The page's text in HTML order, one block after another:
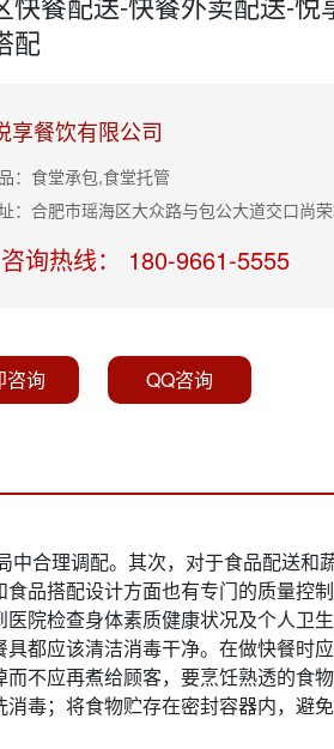
配
享餐饮有限公司
：食堂承包,食堂托管
：合肥市瑶海区大众路与包公大道交口尚
咨询热线： 180-9661-5555
咨询 QQ咨询
合理调配。其次，对于食品配送和
品搭配设计方面也有专门的质量控制
院检查身体素质健康状况及个人卫
都应该清洁消毒干净。在做快餐时
不应再煮给顾客，要烹饪熟透的食
毒；将食物贮存在密封容器内，避